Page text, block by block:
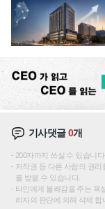
기사댓글0개
200자까지 쓰실 수 있습니
저작권 등 다른 사람의 권
를 받을 수 있습니다.
타인에게 불쾌감을 주는 욕
리자의 판단에 의해 삭제 합